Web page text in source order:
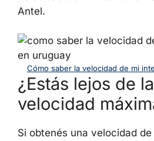
Antel.
Cómo saber la velocidad de mi
¿Estás lejos de
velocidad
Si obtenés una velocidad